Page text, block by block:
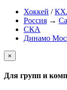
Хоккей /
Россия →
СКА
Динамо
×
Для групп и